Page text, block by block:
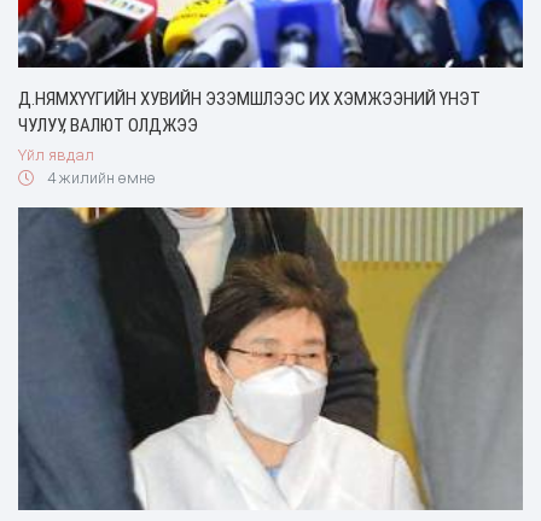
Д.НЯМХҮҮГИЙН ХУВИЙН ЭЗЭМШЛЭЭС ИХ ХЭМЖЭЭНИЙ ҮНЭТ
ЧУЛУУ, ВАЛЮТ ОЛДЖЭЭ
Үйл явдал
4 жилийн өмнө